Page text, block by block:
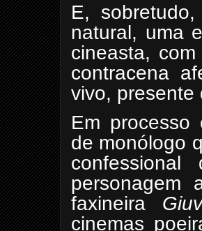
E,
natural, uma
cineasta,
contracena
vivo, presente
Em processo
de monólogo
personagem
faxineira
cinemas